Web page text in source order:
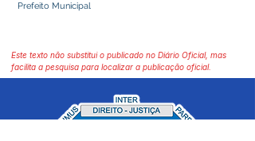
Prefeito Municipal
Este texto não substitui o publicado no Diário Oficial, mas
facilita a pesquisa para localizar a publicação oficial.